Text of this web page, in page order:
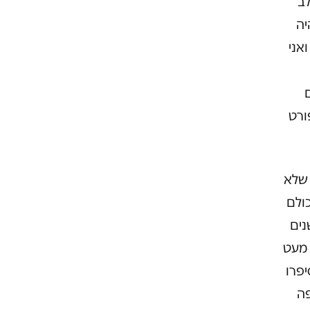
שלא
מעט